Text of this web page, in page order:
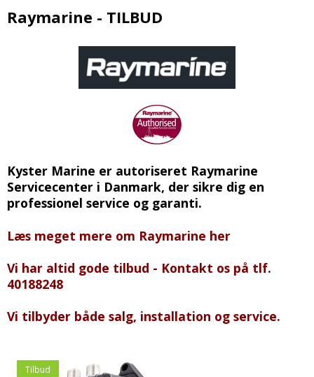
Raymarine - TILBUD
Kyster Marine er autoriseret Raymarine
Servicecenter i Danmark, der sikre dig en
professionel service og garanti.
Læs meget mere om Raymarine her
Vi har altid gode tilbud - Kontakt os på tlf.
40188248
Vi tilbyder både salg, installation og service.
Tilbud